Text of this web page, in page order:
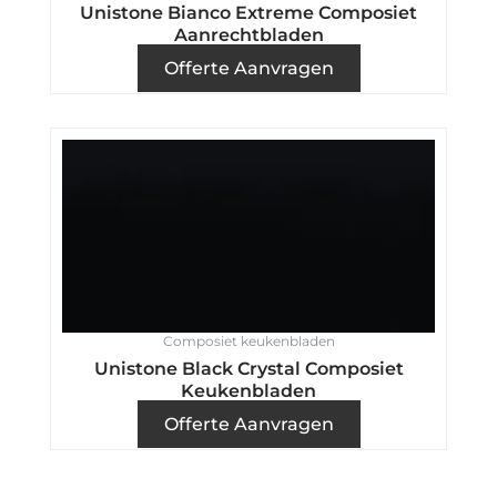
Unistone Bianco Extreme Composiet
Aanrechtbladen
Offerte Aanvragen
Composiet keukenbladen
Unistone Black Crystal Composiet
Keukenbladen
Offerte Aanvragen